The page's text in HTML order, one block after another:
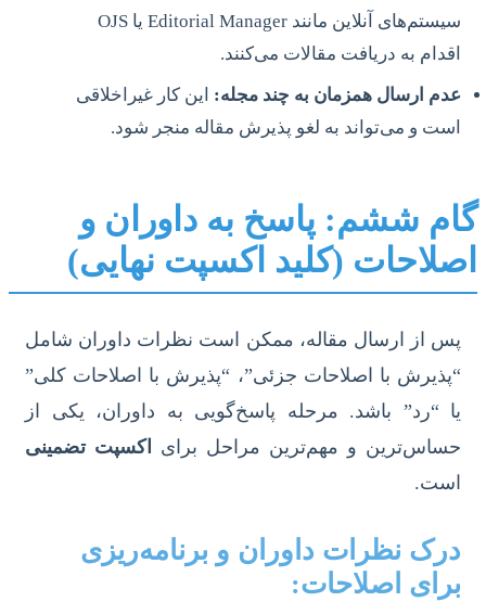
سیستم‌های آنلاین مانند Editorial Manager یا OJS
اقدام به دریافت مقالات می‌کنند.
عدم ارسال همزمان به چند مجله: این کار غیراخلاقی
است و می‌تواند به لغو پذیرش مقاله منجر شود.
گام ششم: پاسخ به داوران و
اصلاحات (کلید اکسپت نهایی)
پس از ارسال مقاله، ممکن است نظرات داوران شامل
“پذیرش با اصلاحات جزئی”، “پذیرش با اصلاحات کلی”
یا “رد” باشد. مرحله پاسخ‌گویی به داوران، یکی از
حساس‌ترین و مهم‌ترین مراحل برای
اکسپت تضمینی
است.
درک نظرات داوران و برنامه‌ریزی
برای اصلاحات: